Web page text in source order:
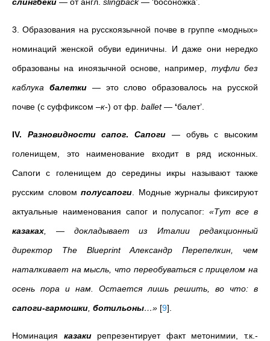
3. Образования на русскоязычной почве в группе «модных»
номинаций женской обуви единичны. И даже они нередко
образованы на иноязычной основе, например, туфли без
каблука балетки— это слово образовалось на русской
почве (с суффиксом –к-) от фр. ballet — ‘балет’.
IV. Разновидности сапог. Сапоги — обувь с высоким
голенищем, это наименование входит в ряд исконных.
Сапоги с голенищем до середины икры называют также
русским словомполусапоги . Модные журналы фиксируют
актуальные наименования сапог и полусапог:«Тут все в
казаках
—докладывает из Италии редакционный
директор The Blueprint Александр Перепелкин, чем
наталкивает на мысль, что переобуваться с прицелом на
осень пора и нам. Остается лишь решить, во что: в
сапоги-гармошки ботильоны…» [9]
Номинация казакирепрезентирует факт метонимии, т.к.­